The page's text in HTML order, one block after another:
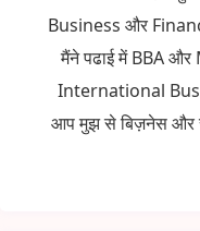
Business और
मैंने पढाई में BBA
International
आप मुझ से बिज़नेस और